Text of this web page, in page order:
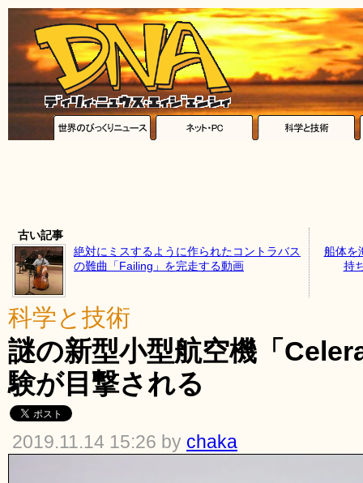
古い記事
絶対にミスするように作られたコントラバス
の難曲「Failing」を完走する動画
船体を
持
科学と技術
謎の新型小型航空機「
験が目撃される
2019.11.14 15:26 by chaka